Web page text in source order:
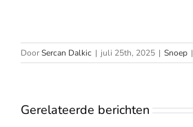
DoorSercan Dalkic | juli 25th, 2025 | Snoep |
Gerelateerde berichten